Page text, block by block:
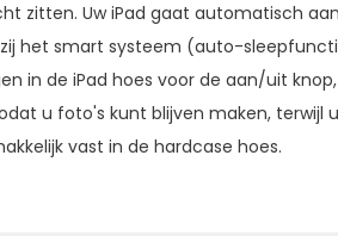
zitten. Uw iPad gaat automatisch
het smart systeem (auto-
in de iPad hoes voor de aan/uit
u foto's kunt blijven maken, terwijl
vast in de hardcase hoes.